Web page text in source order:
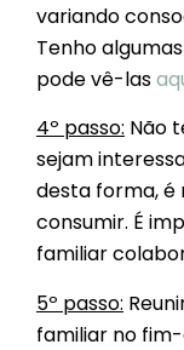
variando
Tenho
pode vê-las
4º passo: Não
sejam
desta forma, é
consumir. É
familiar
5º passo:
familiar no